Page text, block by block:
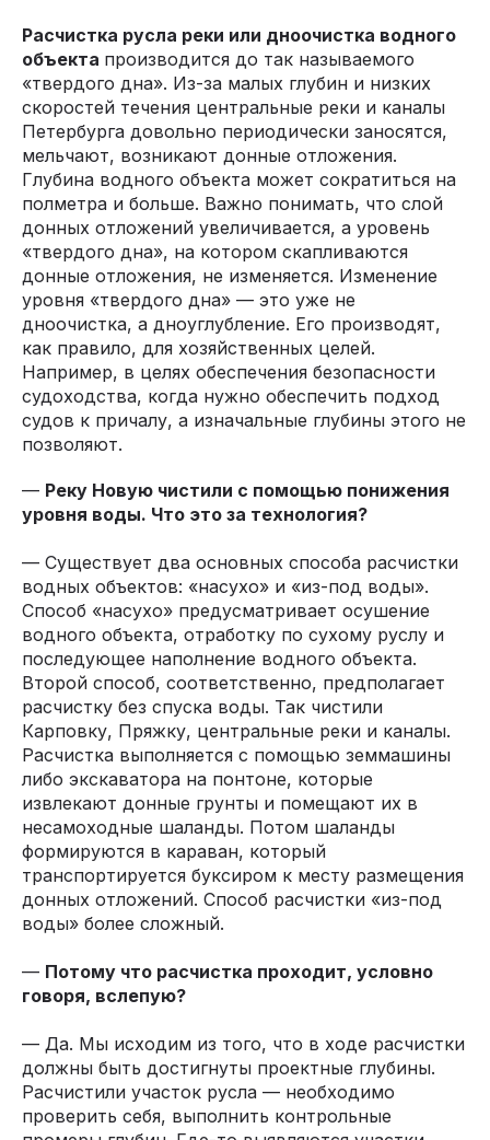
Расчистка русла реки или дноочистка водного
объекта производится до так называемого
«твердого дна». Из-за малых глубин и низких
скоростей течения центральные реки и каналы
Петербурга довольно периодически заносятся,
мельчают, возникают донные отложения.
Глубина водного объекта может сократиться на
полметра и больше. Важно понимать, что слой
донных отложений увеличивается, а уровень
«твердого дна», на котором скапливаются
донные отложения, не изменяется. Изменение
уровня «твердого дна» — это уже не
дноочистка, а дноуглубление. Его производят,
как правило, для хозяйственных целей.
Например, в целях обеспечения безопасности
судоходства, когда нужно обеспечить подход
судов к причалу, а изначальные глубины этого не
позволяют.
— Реку Новую чистили с помощью понижения
уровня воды. Что это за технология?
— Существует два основных способа расчистки
водных объектов: «насухо» и «из-под воды».
Способ «насухо» предусматривает осушение
водного объекта, отработку по сухому руслу и
последующее наполнение водного объекта.
Второй способ, соответственно, предполагает
расчистку без спуска воды. Так чистили
Карповку, Пряжку, центральные реки и каналы.
Расчистка выполняется с помощью земмашины
либо экскаватора на понтоне, которые
извлекают донные грунты и помещают их в
несамоходные шаланды. Потом шаланды
формируются в караван, который
транспортируется буксиром к месту размещения
донных отложений. Способ расчистки «из-под
воды» более сложный.
— Потому что расчистка проходит, условно
говоря, вслепую?
— Да. Мы исходим из того, что в ходе расчистки
должны быть достигнуты проектные глубины.
Расчистили участок русла — необходимо
проверить себя, выполнить контрольные